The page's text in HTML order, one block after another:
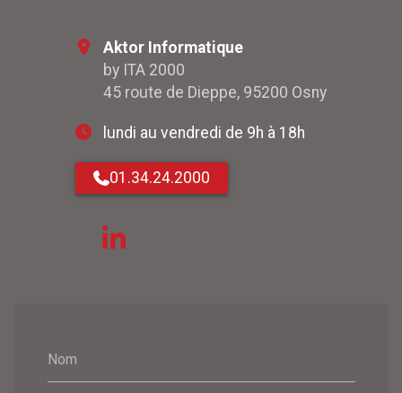
Nom
Aktor Informatique
by ITA 2000
45 route de Dieppe, 95200 Osny
lundi au vendredi de 9h à 18h
01.34.24.2000